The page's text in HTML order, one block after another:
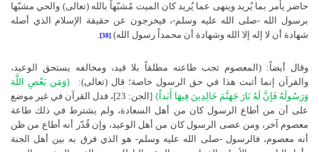
حاضر يأمر بما يُريد وينهى عما يُريد كان الميت مُشبّهاً بالله (تعالى) والحي مشبّها
برسول الله -صلى الله عليه وسلم-، فيخرجون عن حقيقة الإسلام الذي أصله
شهادة أن لا إله إلا الله وشهادة أن محمداً رسول الله) [30]
.
وقال أيضاً: (المعصوم تجب طاعته مطلقاً بلا قيد، ومخالفه يستحق الوعيد،
والقرآن إنما أثبت هذا في حق الرسول خاصة؛ قال (تعالى):
}وَمَن يَعْصِ اللَّهَ
وَرَسُولَهُ فَإنَّ لَهُ نَارَ جَهَنَّمَ خَالِدِينَ فِيهَا أَبَداً{
[الجن: 23]، فدل القرآن في غير موضع
على أن من أطاع الرسول كان من أهل السعادة، ولم يشترط في ذلك طاعة
معصوم آخر، ومن عصى الرسول كان من أهل الوعيد، وإن قُدّر أنه أطاع من ظن
أنه معصوم، فالرسول -صلى الله عليه وسلم- هو الذي فرق به بين أهل الجنة